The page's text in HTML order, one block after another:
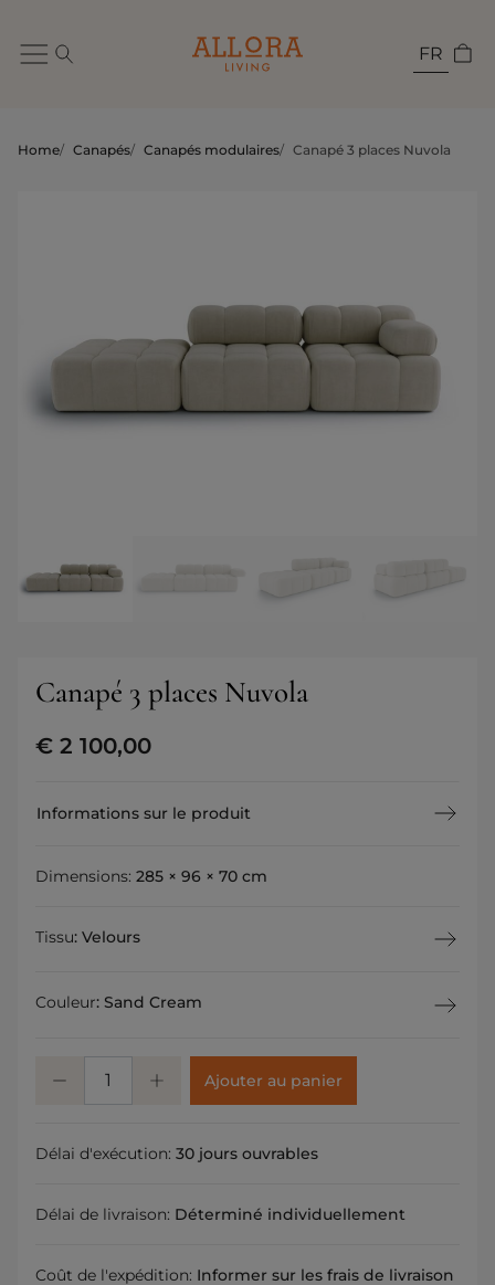
FR
Home/ Canapés/ Canapés modulaires/ Canapé 3 places Nuvola
Canapé 3 places Nuvola
€ 2 100,00
Informations sur le produit
Dimensions: 285 × 96 × 70 cm
Tissu: Velours
Couleur: Sand Cream
Ajouter au panier
Délai d'exécution: 30 jours ouvrables
Délai de livraison: Déterminé individuellement
Coût de l'expédition: Informer sur les frais de livraison